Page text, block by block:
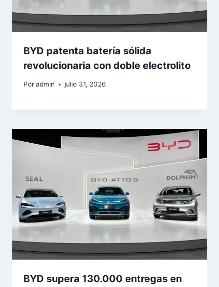
BYD patenta batería sólida
revolucionaria con doble electrolito
Poradmin julio 31, 2026
BYD supera 130.000 entregas en